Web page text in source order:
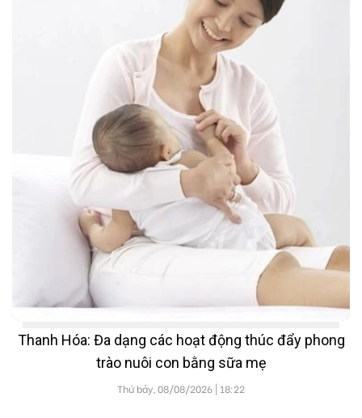
Thanh Hóa: Đa dạng các hoạt động thúc đẩy phong
trào nuôi con bằng sữa mẹ
Thứ bảy, 08/08/2026 | 18:22